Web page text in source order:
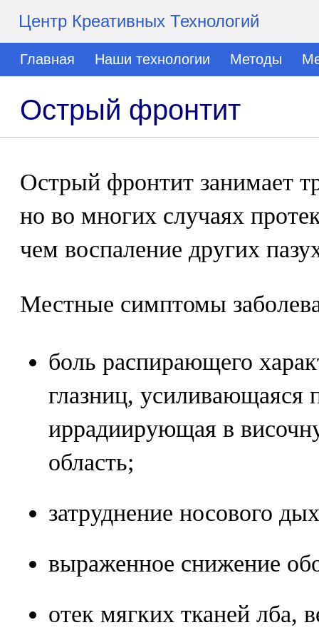
Центр Креативных Технологий
Главная Наши технологии Методы
Острый фронтит
Острый фронтит занимает
но во многих случаях
чем воспаление других
Местные симптомы
боль распирающего
глазниц, усиливающаяся
иррадиирующая в
область;
затруднение носового
выраженное снижение
отек мягких тканей лба,